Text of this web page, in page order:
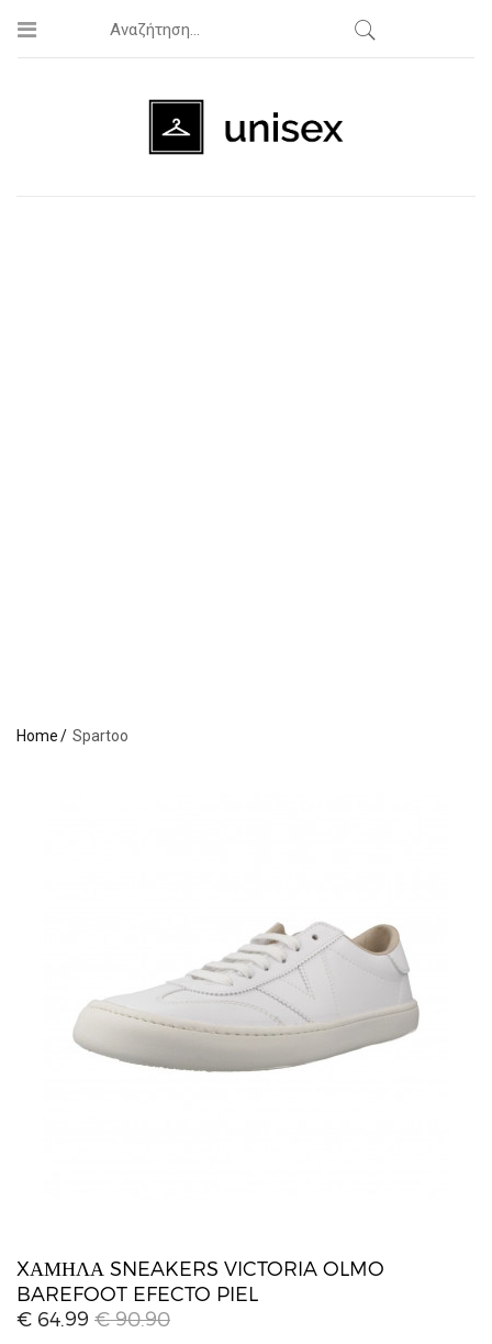
Home Spartoo
XΑΜΗΛΆ SNEAKERS VICTORIA OLMO
BAREFOOT EFECTO PIEL
€ 64.99 € 90.90